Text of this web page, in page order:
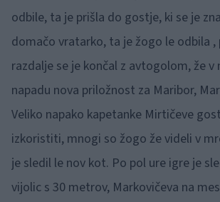
odbile, ta je prišla do gostje, ki se je
domačo vratarko, ta je žogo le odbila ,
razdalje se je končal z avtogolom, že v
napadu nova priložnost za Maribor,
Veliko napako kapetanke Mirtičeve
izkoristiti, mnogi so žogo že videli v
je sledil le nov kot. Po pol ure igre je
vijolic s 30 metrov, Markovičeva na